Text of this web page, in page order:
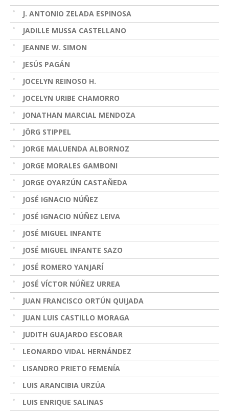
J. ANTONIO ZELADA ESPINOSA
JADILLE MUSSA CASTELLANO
JEANNE W. SIMON
JESÚS PAGÁN
JOCELYN REINOSO H.
JOCELYN URIBE CHAMORRO
JONATHAN MARCIAL MENDOZA
JÖRG STIPPEL
JORGE MALUENDA ALBORNOZ
JORGE MORALES GAMBONI
JORGE OYARZÚN CASTAÑEDA
JOSÉ IGNACIO NÚÑEZ
JOSÉ IGNACIO NÚÑEZ LEIVA
JOSÉ MIGUEL INFANTE
JOSÉ MIGUEL INFANTE SAZO
JOSÉ ROMERO YANJARÍ
JOSÉ VÍCTOR NÚÑEZ URREA
JUAN FRANCISCO ORTÚN QUIJADA
JUAN LUIS CASTILLO MORAGA
JUDITH GUAJARDO ESCOBAR
LEONARDO VIDAL HERNÁNDEZ
LISANDRO PRIETO FEMENÍA
LUIS ARANCIBIA URZÚA
LUIS ENRIQUE SALINAS